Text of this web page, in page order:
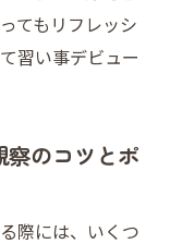
てもリフレッシ
習い事デビュー
のコツとポ
際には、いくつ